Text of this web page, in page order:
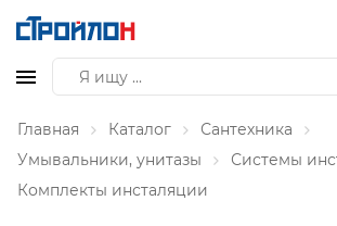
Главная Каталог
Сантехника
Умывальники, унитазы
Системы
Комплекты инсталяции